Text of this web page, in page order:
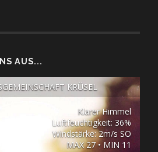
AUS...
KRÜSEL
Klarer Himmel
Luftfeuchtigkeit: 36%
Windstärke: 2m/s SO
MAX 27 • MIN 11